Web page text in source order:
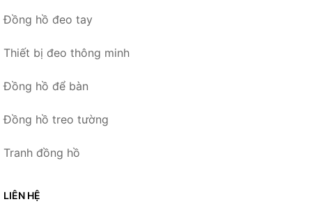
Đồng hồ đeo tay
Thiết bị đeo thông minh
Đồng hồ để bàn
Đồng hồ treo tường
Tranh đồng hồ
LIÊN HỆ